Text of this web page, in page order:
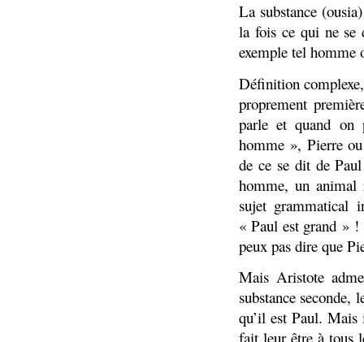
La substance
la fois ce qui ne se
exemple tel homme
Définition
proprement
parle et quand on
homme », Pierre
de ce se dit de
homme, un animal
sujet grammatical
« Paul est grand » !
peux pas dire que
Mais Aristote
substance seconde,
qu’il est Paul.
fait leur être à tous